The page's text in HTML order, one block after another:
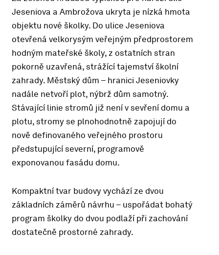
Jeseniova a Ambrožova ukryta je nízká hmota
objektu nové školky. Do ulice Jeseniova
otevřená velkorysým veřejným předprostorem
hodným mateřské školy, z ostatních stran
pokorně uzavřená, strážící tajemství školní
zahrady. Městský dům – hranici Jeseniovky
nadále netvoří plot, nýbrž dům samotný.
Stávající linie stromů již není v sevření domu a
plotu, stromy se plnohodnotně zapojují do
nově definovaného veřejného prostoru
předstupující severní, programově
exponovanou fasádu domu.
Kompaktní tvar budovy vychází ze dvou
základních záměrů návrhu – uspořádat bohatý
program školky do dvou podlaží při zachování
dostatečně prostorné zahrady.